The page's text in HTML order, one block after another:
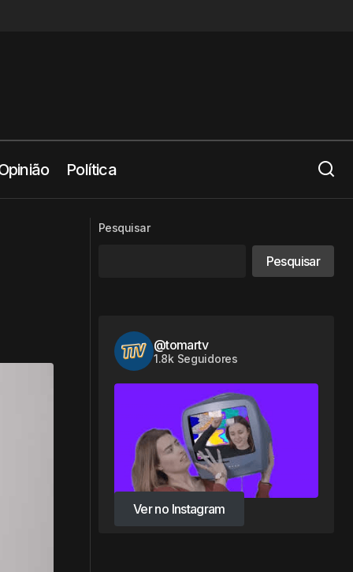
Política
Vem aí a Feira do Cavalo na Golegã
Pesquisar
Pesquisar
@tomartv
1.8k Seguidores
Ver no Instagram
Ver no Instagram